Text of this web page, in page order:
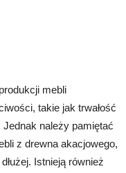
mebli
takie jak trwałość
należy pamiętać
z drewna akacjowego,
Istnieją również